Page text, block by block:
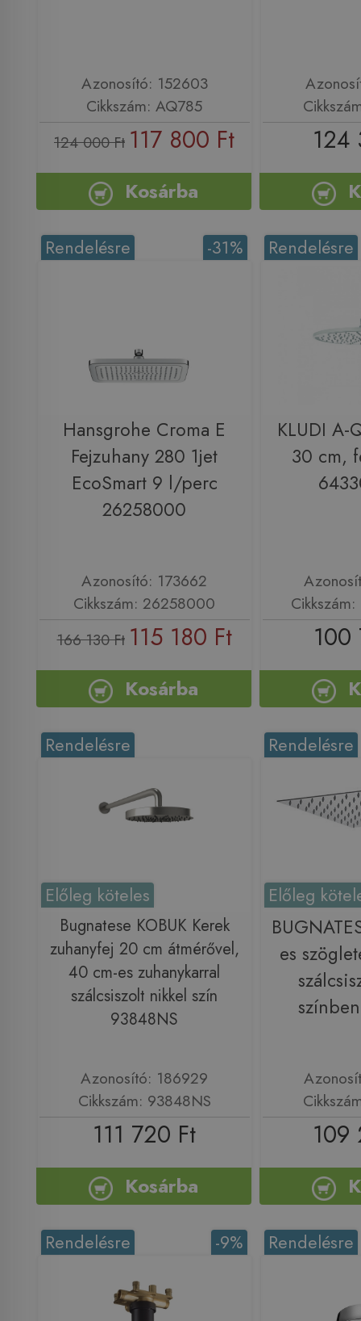
Azonosító: 152603
Cikkszám: AQ785
124 000 Ft 117 800 Ft
Kosárba
124
-31%
Rendelésre
Hansgrohe Croma E
Fejzuhany 280 1jet
EcoSmart 9 l/perc
26258000
Azonosító: 173662
Cikkszám: 26258000
166 130 Ft 115 180 Ft
Kosárba
Rendelésre
KLUDI A-
30 cm,
100
Rendelésre
Előleg köteles
Bugnatese KOBUK Kerek
zuhanyfej 20 cm átmérővel,
40 cm-es zuhanykarral
szálcsiszolt nikkel szín
93848NS
Azonosító: 186929
Cikkszám: 93848NS
111 720 Ft
Kosárba
Rendelésre
Előleg
es
109
-9%
Rendelésre Rendelésre